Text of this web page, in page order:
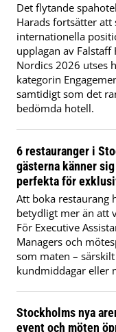
Det flytande
Harads fortsätter att
internationella
upplagan av Falstaff
Nordics 2026 utses
kategorin
samtidigt som det
bedömda hotell.
6 restauranger i
gästerna känner
perfekta för
Att boka restaurang
betydligt mer än att
För Executive
Managers och
som maten –
kundmiddagar eller
Stockholms nya
event och möten